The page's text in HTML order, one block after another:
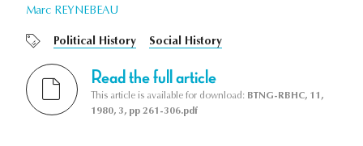
Marc REYNEBEAU
Political History Social History
Read the full article
This article is available for download: BTNG-RBHC, 11,
1980, 3, pp 261-306.pdf